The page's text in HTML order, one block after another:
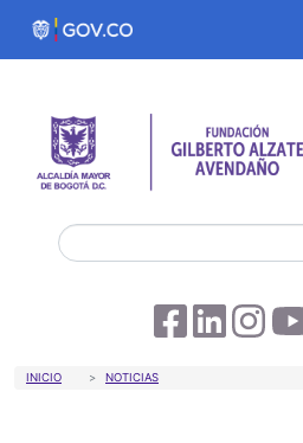
Pasar al contenido principal
Sobrescribir
INICIO NOTICIAS